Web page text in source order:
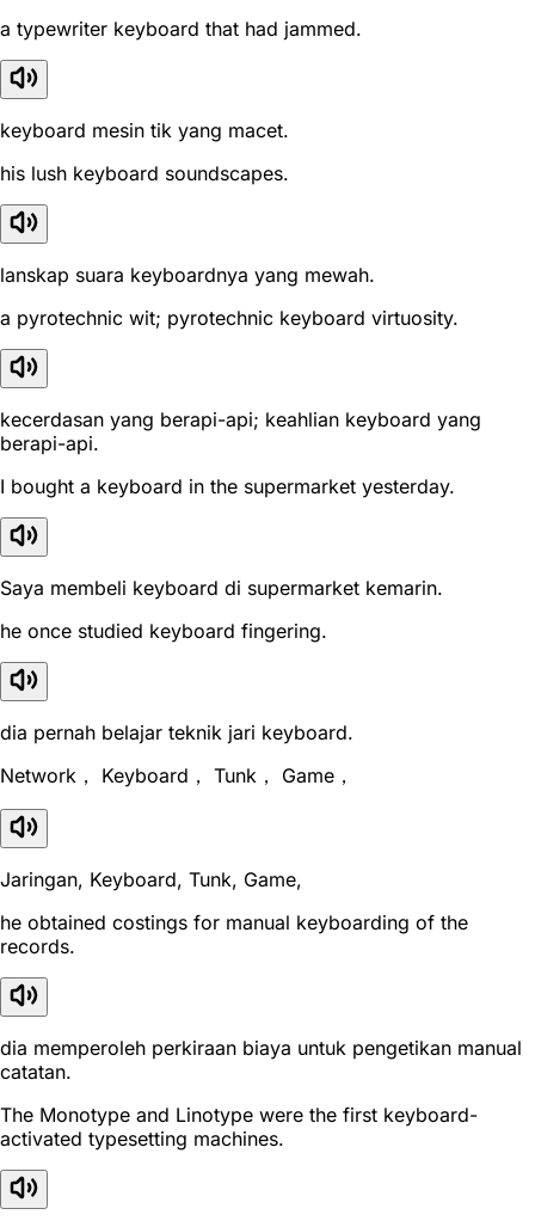
a typewriter keyboard that had jammed.
keyboard mesin tik yang macet.
his lush keyboard soundscapes.
lanskap suara keyboardnya yang mewah.
a pyrotechnic wit; pyrotechnic keyboard virtuosity.
kecerdasan yang berapi-api; keahlian keyboard yang
berapi-api.
I bought a keyboard in the supermarket yesterday.
Saya membeli keyboard di supermarket kemarin.
he once studied keyboard fingering.
dia pernah belajar teknik jari keyboard.
Network， Keyboard， Tunk， Game，
Jaringan, Keyboard, Tunk, Game,
he obtained costings for manual keyboarding of the
records.
dia memperoleh perkiraan biaya untuk pengetikan manual
catatan.
The Monotype and Linotype were the first keyboard-
activated typesetting machines.